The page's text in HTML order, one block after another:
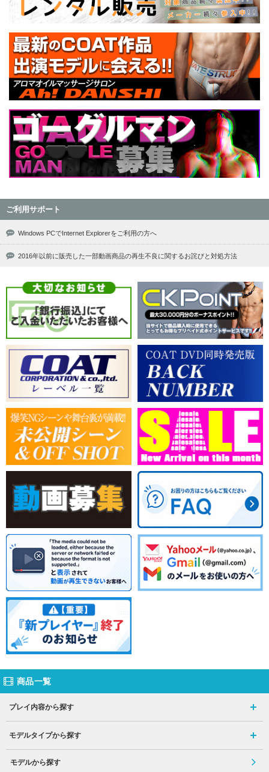
ご利用サポート
Windows PCでInternet Explorerをご利用の方へ
2016年以前に販売した一部動画商品の再生不良に関するお詫びと対処方法
商品一覧
プレイ内容から探す
モデルタイプから探す
モデルから探す